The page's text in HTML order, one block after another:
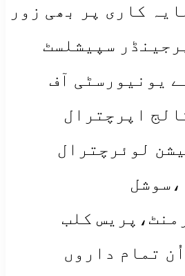
کاری پر بھی زور
سپیشلسٹ
یونیورسٹی آف
اپرچترال
لوئرچترال
کلب
تمام داروں